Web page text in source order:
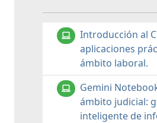
Introducción al
aplicaciones
ámbito laboral.
Gemini
ámbito judicial:
inteligente de